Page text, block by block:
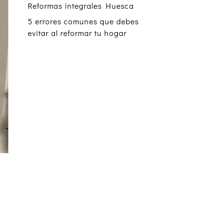
Reformas integrales Huesca
5 errores comunes que debes
evitar al reformar tu hogar